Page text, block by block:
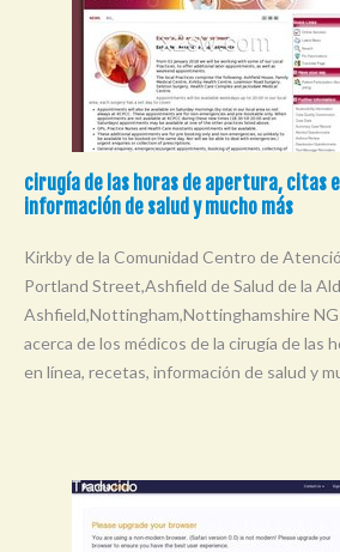
cirugía de las horas de apertura, citas
información de salud y mucho más
Kirkby de la Comunidad Centro de
Portland Street,Ashfield de Salud de la
Ashfield,Nottingham,Nottinghamshire
acerca de los médicos de la cirugía de las
en línea, recetas, información de salud y